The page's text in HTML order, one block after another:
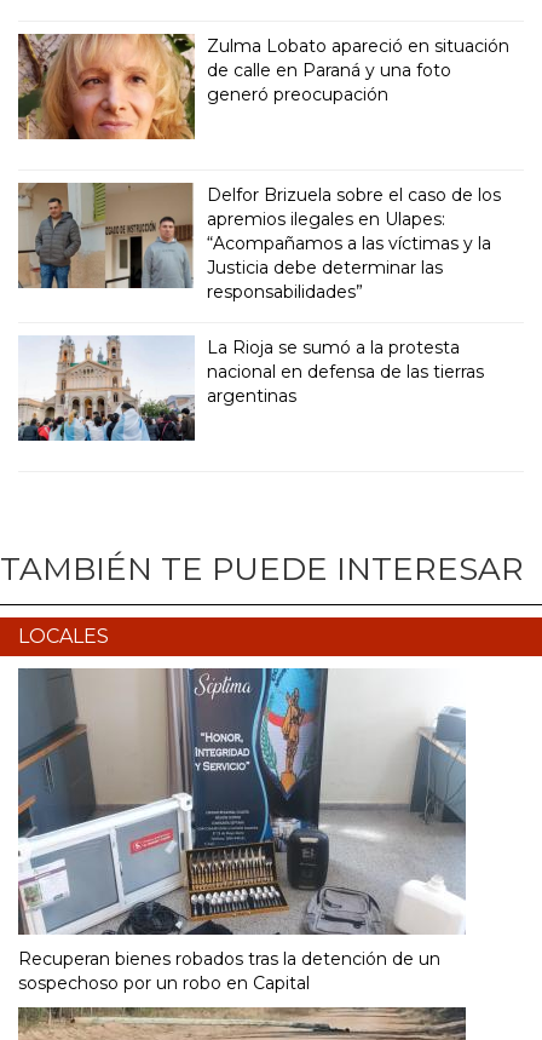
Zulma Lobato apareció en situación
de calle en Paraná y una foto
generó preocupación
Delfor Brizuela sobre el caso de los
apremios ilegales en Ulapes:
“Acompañamos a las víctimas y la
Justicia debe determinar las
responsabilidades”
La Rioja se sumó a la protesta
nacional en defensa de las tierras
argentinas
TAMBIÉN TE PUEDE INTERESAR
LOCALES
Recuperan bienes robados tras la detención de un
sospechoso por un robo en Capital